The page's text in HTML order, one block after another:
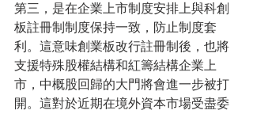
第三，是在企業上市制度安排上與科創
板註冊制制度保持一致，防止制度套
利。這意味創業板改行註冊制後，也將
支援特殊股權結構和紅籌結構企業上
市，中概股回歸的大門將會進一步被打
開。這對於近期在境外資本市場受盡委